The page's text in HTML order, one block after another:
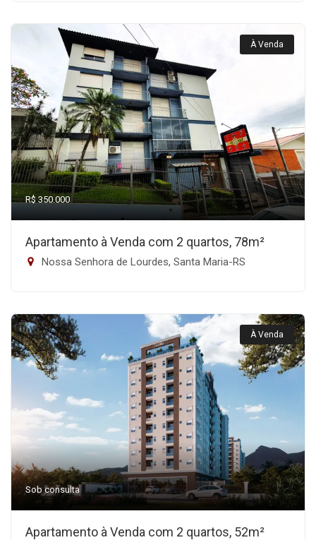
À Venda
R$ 350.000
Apartamento à Venda com 2 quartos, 78m²
Nossa Senhora de Lourdes, Santa Maria-RS
À Venda
Sob consulta
Apartamento à Venda com 2 quartos, 52m²